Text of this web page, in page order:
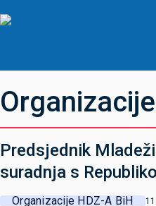
Predsjednik
suradnja s
Organizacije HDZ-A BiH